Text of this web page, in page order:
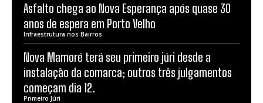
Asfalto chega ao Nova Esperança após quase 30
anos de espera em Porto Velho
Infraestrutura nos Bairros
Nova Mamoré terá seu primeiro júri desde a
instalação da comarca; outros três julgamentos
começam dia 12.
Primeiro Júri